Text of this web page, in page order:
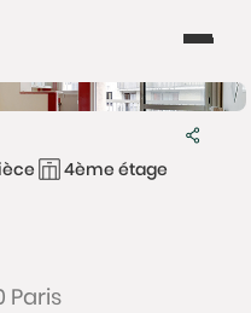
4ème étage
Paris